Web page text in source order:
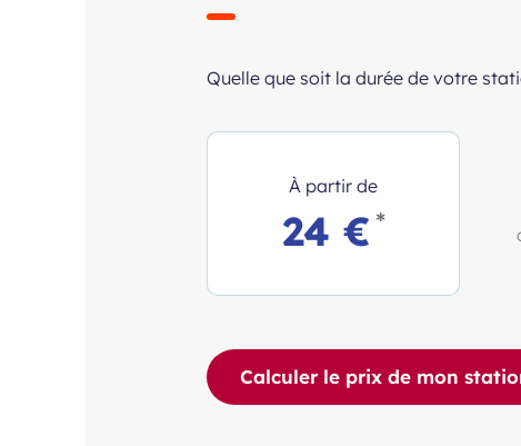
Quelle que soit la durée de votre
À partir de
24 € *
Calculer le prix de mon